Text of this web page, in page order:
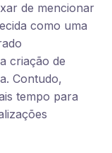
de mencionar
como uma
criação de
Contudo,
tempo para